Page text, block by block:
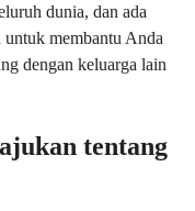
dunia, dan ada
membantu Anda
dengan keluarga lain
tentang